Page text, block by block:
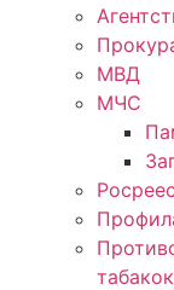
МВД
МЧС